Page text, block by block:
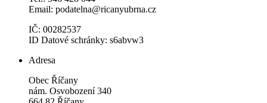
Email: podatelna@ricanyubrna.cz
IČ: 00282537
ID Datové schránky: s6abvw3
Adresa
Obec Říčany
nám. Osvobození 340